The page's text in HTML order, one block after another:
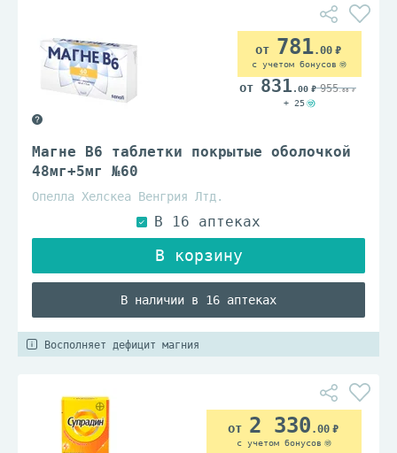
Магне B6 таблетки покрытые оболочкой
48мг+5мг №60
Опелла Хелскеа Венгрия Лтд.
В наличии в 16 аптеках
781.00
с учетом бонусов
831 .00 955.00
+ 25
Восполняет дефицит магния
2 330 .00
с учетом бонусов